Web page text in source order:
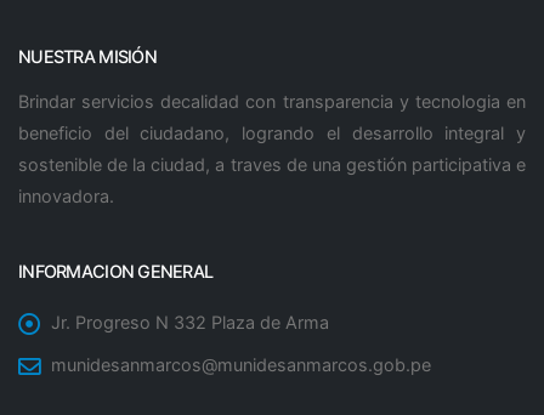
NUESTRA MISIÓN
Brindar servicios decalidad con transparencia y tecnologia en
beneficio del ciudadano, logrando el desarrollo integral y
sostenible de la ciudad, a traves de una gestión participativa e
innovadora.
INFORMACION GENERAL
Jr. Progreso N 332 Plaza de Arma
munidesanmarcos@munidesanmarcos.gob.pe